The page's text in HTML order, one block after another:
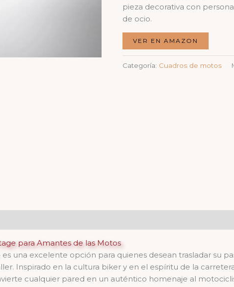
pieza decorativa con
de ocio.
VER EN AMAZON
Categoría: Cuadros de motos
para Amantes de las Motos
es una excelente opción para quienes desean trasladar su
Inspirado en la cultura biker y en el espíritu de la
cualquier pared en un auténtico homenaje al